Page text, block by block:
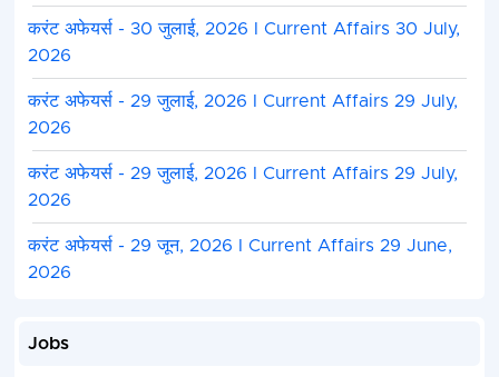
करंट अफेयर्स - 30 जुलाई, 2026 I Current Affairs 30 July,
2026
करंट अफेयर्स - 29 जुलाई, 2026 I Current Affairs 29 July,
2026
करंट अफेयर्स - 29 जुलाई, 2026 I Current Affairs 29 July,
2026
करंट अफेयर्स - 29 जून, 2026 I Current Affairs 29 June,
2026
Jobs